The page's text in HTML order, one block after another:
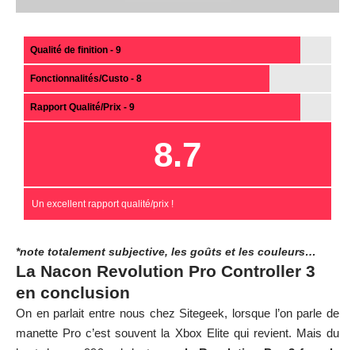
Qualité de finition - 9
Fonctionnalités/Custo - 8
Rapport Qualité/Prix - 9
8.7
Un excellent rapport qualité/prix !
*note totalement subjective, les goûts et les couleurs…
La Nacon Revolution Pro Controller 3
en conclusion
On en parlait entre nous chez Sitegeek, lorsque l’on parle de
manette Pro c’est souvent la Xbox Elite qui revient. Mais du